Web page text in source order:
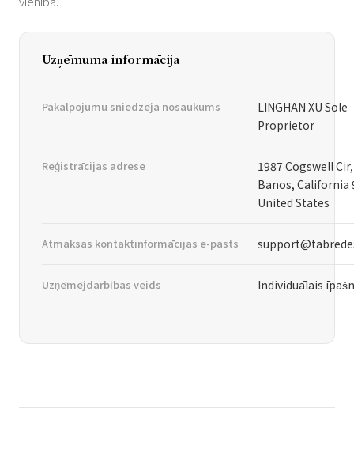
Uzņēmuma informācija
Pakalpojumu sniedzēja nosaukums
LINGHAN XU Sole
Proprietor
Reģistrācijas adrese
1987 Cogswell
Banos, California
United States
Atmaksas kontaktinformācijas e-pasts
Uzņēmējdarbības veids Individuālais